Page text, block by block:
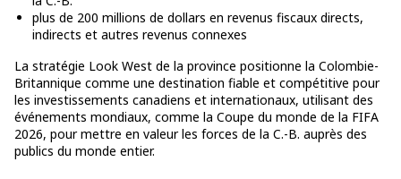
plus de 200 millions de dollars en revenus fiscaux directs,
indirects et autres revenus connexes
La stratégie Look West de la province positionne la Colombie-
Britannique comme une destination fiable et compétitive pour
les investissements canadiens et internationaux, utilisant des
événements mondiaux, comme la Coupe du monde de la FIFA
2026, pour mettre en valeur les forces de la C.-B. auprès des
publics du monde entier.